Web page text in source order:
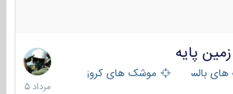
پایه
بالستیک موشک های کروز
2
مرداد
1405